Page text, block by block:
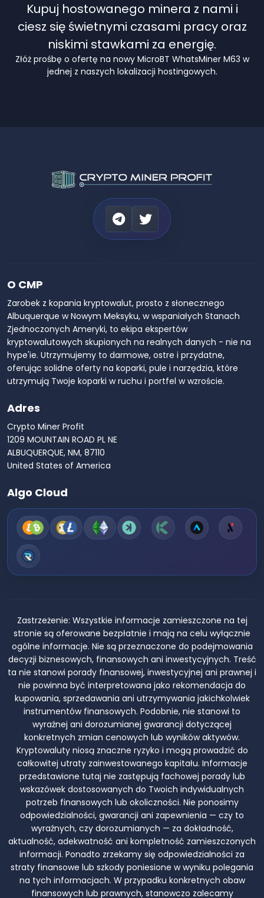
Kupuj hostowanego minera z nami i
ciesz się świetnymi czasami pracy oraz
niskimi stawkami za energię.
Złóż prośbę o ofertę na nowy MicroBT WhatsMiner M63 w
jednej z naszych lokalizacji hostingowych.
O CMP
Zarobek z kopania kryptowalut, prosto z słonecznego
Albuquerque w Nowym Meksyku, w wspaniałych Stanach
Zjednoczonych Ameryki, to ekipa ekspertów
kryptowalutowych skupionych na realnych danych - nie na
hype'ie. Utrzymujemy to darmowe, ostre i przydatne,
oferując solidne oferty na koparki, pule i narzędzia, które
utrzymują Twoje koparki w ruchu i portfel w wzroście.
Adres
Crypto Miner Profit
1209 MOUNTAIN ROAD PL NE
ALBUQUERQUE, NM, 87110
United States of America
Algo Cloud
Zastrzeżenie: Wszystkie informacje zamieszczone na tej
stronie są oferowane bezpłatnie i mają na celu wyłącznie
ogólne informacje. Nie są przeznaczone do podejmowania
decyzji biznesowych, finansowych ani inwestycyjnych. Treść
ta nie stanowi porady finansowej, inwestycyjnej ani prawnej i
nie powinna być interpretowana jako rekomendacja do
kupowania, sprzedawania ani utrzymywania jakichkolwiek
instrumentów finansowych. Podobnie, nie stanowi to
wyraźnej ani dorozumianej gwarancji dotyczącej
konkretnych zmian cenowych lub wyników aktywów.
Kryptowaluty niosą znaczne ryzyko i mogą prowadzić do
całkowitej utraty zainwestowanego kapitału. Informacje
przedstawione tutaj nie zastępują fachowej porady lub
wskazówek dostosowanych do Twoich indywidualnych
potrzeb finansowych lub okoliczności. Nie ponosimy
odpowiedzialności, gwarancji ani zapewnienia — czy to
wyraźnych, czy dorozumianych — za dokładność,
aktualność, adekwatność ani kompletność zamieszczonych
informacji. Ponadto zrzekamy się odpowiedzialności za
straty finansowe lub szkody poniesione w wyniku polegania
na tych informacjach. W przypadku konkretnych obaw
finansowych lub prawnych, stanowczo zalecamy